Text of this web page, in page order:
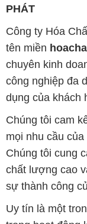
PHÁT
Công ty Hóa
tên miền
chuyên kinh
công nghiệp đa
dụng của khách
Chúng tôi cam
mọi nhu cầu
Chúng tôi cung
chất lượng cao
sự thành công
Uy tín là một